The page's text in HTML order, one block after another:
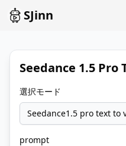
SJinn
Seedance 1.5 Pro
選択モード
Seedance1.5 pro text to
prompt